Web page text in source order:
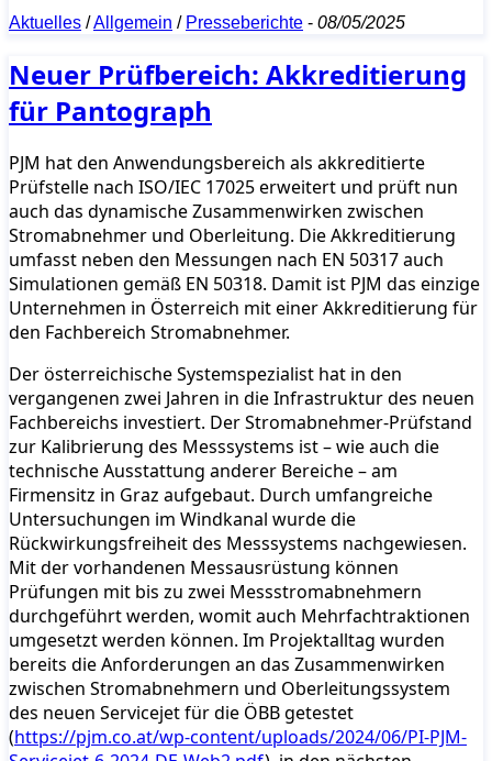
Aktuelles /Allgemein / Presseberichte - 08/05/2025
Neuer Prüfbereich: Akkreditierung
für Pantograph
PJM hat den Anwendungsbereich als akkreditierte
Prüfstelle nach ISO/IEC 17025 erweitert und prüft nun
auch das dynamische Zusammenwirken zwischen
Stromabnehmer und Oberleitung. Die Akkreditierung
umfasst neben den Messungen nach EN 50317 auch
Simulationen gemäß EN 50318. Damit ist PJM das einzige
Unternehmen in Österreich mit einer Akkreditierung für
den Fachbereich Stromabnehmer.
Der österreichische Systemspezialist hat in den
vergangenen zwei Jahren in die Infrastruktur des neuen
Fachbereichs investiert. Der Stromabnehmer-Prüfstand
zur Kalibrierung des Messsystems ist – wie auch die
technische Ausstattung anderer Bereiche – am
Firmensitz in Graz aufgebaut. Durch umfangreiche
Untersuchungen im Windkanal wurde die
Rückwirkungsfreiheit des Messsystems nachgewiesen.
Mit der vorhandenen Messausrüstung können
Prüfungen mit bis zu zwei Messstromabnehmern
durchgeführt werden, womit auch Mehrfachtraktionen
umgesetzt werden können. Im Projektalltag wurden
bereits die Anforderungen an das Zusammenwirken
zwischen Stromabnehmern und Oberleitungssystem
des neuen Servicejet für die ÖBB getestet
(https://pjm.co.at/wp-content/uploads/2024/06/PI-PJM-